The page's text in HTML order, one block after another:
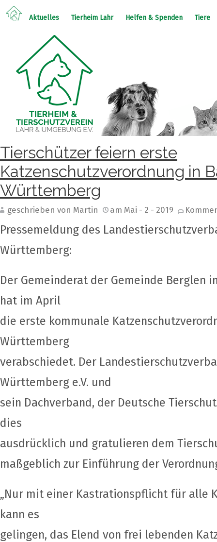
Aktuelles Tierheim Lahr Helfen & Spenden Tiere
Tierschützer feiern erste
Katzenschutzverordnung in
Württemberg
geschrieben von Martin am Mai - 2 - 2019
Pressemeldung des
Württemberg:
Der Gemeinderat der Gemeinde Berglen
hat im April
die erste kommunale
Württemberg
verabschiedet. Der
Württemberg e.V. und
sein Dachverband, der Deutsche
dies
ausdrücklich und gratulieren dem
maßgeblich zur Einführung der
„Nur mit einer Kastrationspflicht für alle
kann es
gelingen, das Elend von frei lebenden